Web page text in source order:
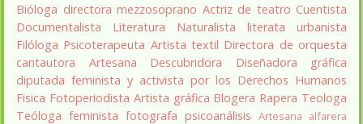
Bióloga directora mezzosoprano Actriz de teatro Cuentista
Documentalista
Literatura Naturalista literata
urbanista
Filóloga Psicoterapeuta Artista textil Directora de orquesta
cantautora
Artesana Descubridora
Diseñadora gráfica
diputada feminista y activista por los Derechos Humanos
Fisica Fotoperiodista Artista gráfica Blogera Rapera Teologa
Teóloga feminista fotografa psicoanálisis Artesana alfarera